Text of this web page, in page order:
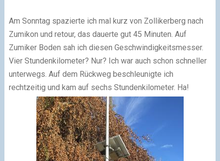
Am Sonntag spazierte ich mal kurz von Zollikerberg nach
Zumikon und retour, das dauerte gut 45 Minuten. Auf
Zumiker Boden sah ich diesen Geschwindigkeitsmesser.
Vier Stundenkilometer? Nur? Ich war auch schon schneller
unterwegs. Auf dem Rückweg beschleunigte ich
rechtzeitig und kam auf sechs Stundenkilometer. Ha!